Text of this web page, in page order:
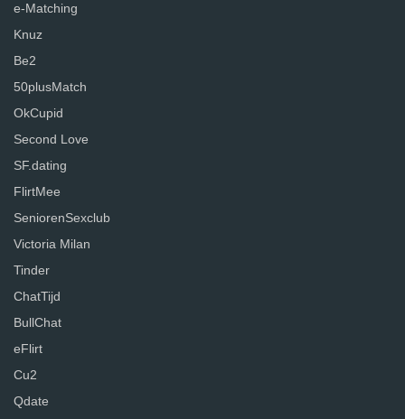
e-Matching
Knuz
Be2
50plusMatch
OkCupid
Second Love
SF.dating
FlirtMee
SeniorenSexclub
Victoria Milan
Tinder
ChatTijd
BullChat
eFlirt
Cu2
Qdate